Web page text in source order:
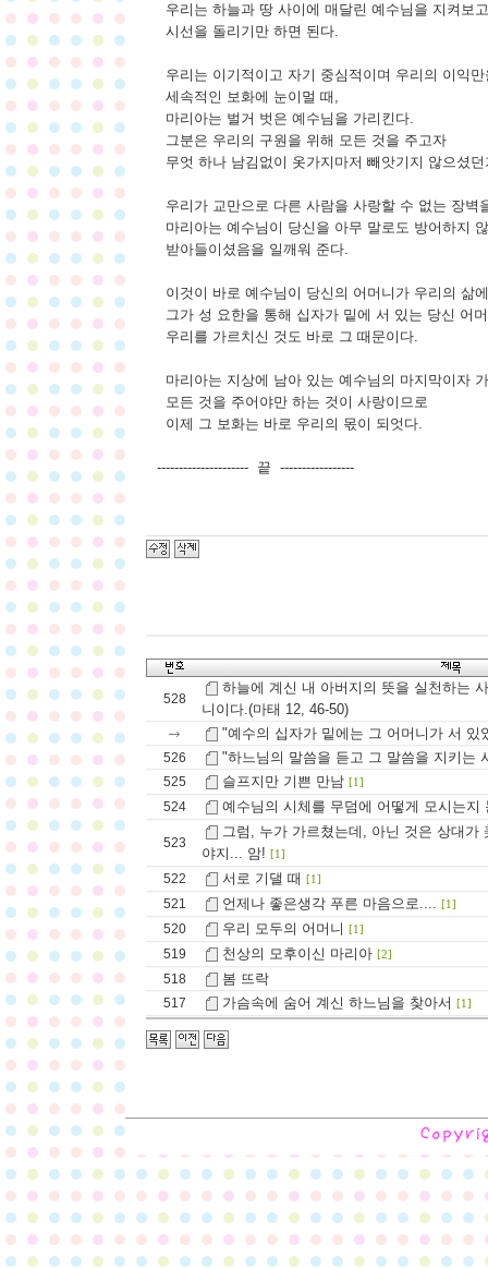
우리는 하늘과 땅 사이에 매달린 예수님을 지켜보
시선을 돌리기만 하면 된다.
우리는 이기적이고 자기 중심적이며 우리의 이익
세속적인 보화에 눈이멀 때,
마리아는 벌거 벗은 예수님을 가리킨다.
그분은 우리의 구원을 위해 모든 것을 주고자
무엇 하나 남김없이 옷가지마저 빼앗기지 않으셨던
우리가 교만으로 다른 사람을 사랑할 수 없는 장벽
마리아는 예수님이 당신을 아무 말로도 방어하지
받아들이셨음을 일깨워 준다.
이것이 바로 예수님이 당신의 어머니가 우리의 삶
그가 성 요한을 통해 십자가 밑에 서 있는 당신 어
우리를 가르치신 것도 바로 그 때문이다.
마리아는 지상에 남아 있는 예수님의 마지막이자
모든 것을 주어야만 하는 것이 사랑이므로
이제 그 보화는 바로 우리의 몫이 되엇다.
--------------------- 끝 -----------------
528
하늘에 계신 내 아버지의 뜻을 실천하는
니이다.(마태 12, 46-50)
"예수의 십자가 밑에는 그 어머니가 서 있
526 "하느님의 말씀을 듣고 그 말씀을 지키는
525 슬프지만 기쁜 만남 [1]
524 예수님의 시체를 무덤에 어떻게 모시는지
523
그럼, 누가 가르쳤는데, 아닌 것은 상대가
야지... 암! [1]
522 서로 기댈 때 [1]
521 언제나 좋은생각 푸른 마음으로.... [1]
520 우리 모두의 어머니 [1]
519 천상의 모후이신 마리아 [2]
518 봄 뜨락
517 가슴속에 숨어 계신 하느님을 찾아서 [1]